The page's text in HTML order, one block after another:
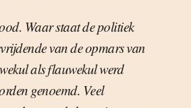
Waar staat de politiek
van de opmars van
als flauwekul werd
genoemd. Veel